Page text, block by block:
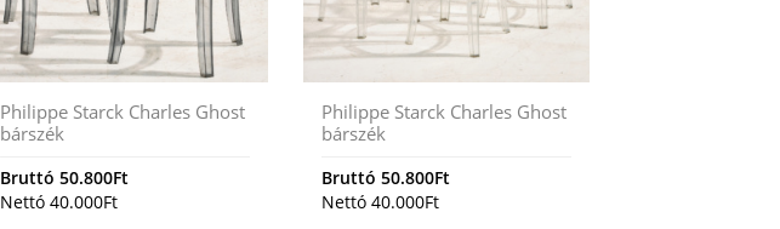
Philippe Starck Charles Ghost
bárszék
Bruttó50.800Ft
Nettó40.000Ft
Philippe Starck Charles Ghost
bárszék
Bruttó50.800Ft
Nettó40.000Ft